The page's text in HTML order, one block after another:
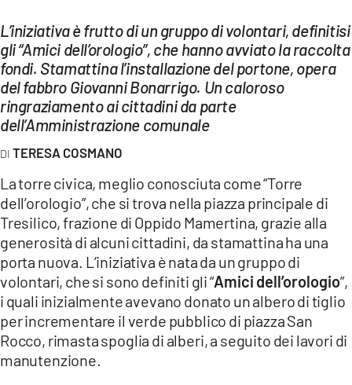
LAC NETWORK
LAC ONAIR
LaC
Network
LACPLAY.IT
LACTV.IT
LACONAIR.IT
LACITYMAG.IT
ILREGGINO.IT
COSENZACHANNEL.IT
ILVIBONESE.IT
L’iniziativa è frutto di un gruppo di volontari, definitisi
gli “Amici dell’orologio”, che hanno avviato la raccolta
fondi. Stamattina l’installazione del portone, opera
del fabbro Giovanni Bonarrigo. Un caloroso
ringraziamento ai cittadini da parte
dell’Amministrazione comunale
TERESA COSMANO
La torre civica, meglio conosciuta come “Torre
dell’orologio”, che si trova nella piazza principale di
Tresilico, frazione di Oppido Mamertina, grazie alla
generosità di alcuni cittadini, da stamattina ha una
porta nuova. L’iniziativa è nata da un gruppo di
volontari, che si sono definiti gli “Amici dell’orologio”,
i quali inizialmente avevano donato un albero di tiglio
per incrementare il verde pubblico di piazza San
Rocco, rimasta spoglia di alberi, a seguito dei lavori di
manutenzione.